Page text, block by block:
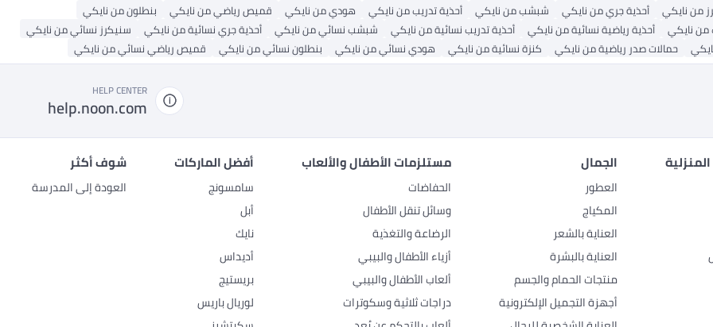
من نايكي أحذية جري من نايكي شبشب من نايكي أحذية تدريب من نايكي هودي من نايكي قميص رياضي من نايكي
بنطلون من نايكي
نايكي أحذية رياضية نسائية من نايكي أحذية تدريب نسائية من نايكي شبشب نسائي من نايكي أحذية جري نسائية من نايكي
سنيكرز نسائي من نايكي
حمالات صدر رياضية من نايكي كنزة نسائية من نايكي هودي نسائي من نايكي بنطلون نسائي من نايكي قميص رياضي نسائي من نايكي
HELP CENTER
help.noon.com
الجمال
العطور
المكياج
العناية بالشعر
العناية بالبشرة
منتجات الحمام والجسم
أجهزة التجميل الإلكترونية
مستلزمات الأطفال والألعاب
الحفاضات
وسائل تنقل الأطفال
الرضاعة والتغذية
أزياء الأطفال والبيبي
ألعاب الأطفال والبيبي
دراجات ثلاثية وسكوترات
أفضل الماركات
سامسونج
أبل
نايك
أديداس
بريستيج
لوريال باريس
شوف أكثر
العودة إلى المدرسة